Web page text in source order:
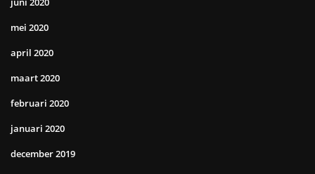
mei 2020
april 2020
maart 2020
februari 2020
januari 2020
december 2019